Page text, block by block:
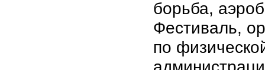
борьба,
Фестиваль,
по